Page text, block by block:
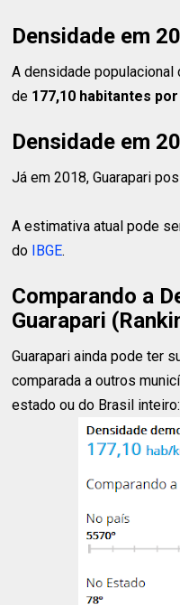
Densidade em
A densidade populacional
de 177,10 habitantes por
Densidade em
Já em 2018, Guarapari
A estimativa atual pode
do IBGE.
Comparando a
Guarapari
Guarapari ainda pode ter
comparada a outros
estado ou do Brasil inteiro: